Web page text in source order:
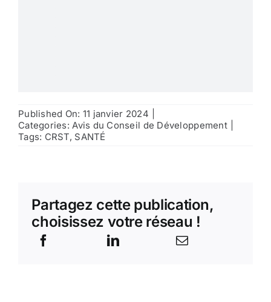
Published On: 11 janvier 2024
Categories:Avis du Conseil de Développement
Tags: CRST, SANTÉ
Partagez cette publication,
choisissez votre réseau !